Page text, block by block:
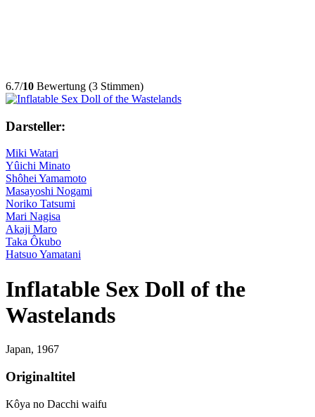
6.7/10 Bewertung (3 Stimmen)
Darsteller:
Miki Watari
Yûichi Minato
Shôhei Yamamoto
Masayoshi Nogami
Noriko Tatsumi
Mari Nagisa
Akaji Maro
Taka Ôkubo
Hatsuo Yamatani
Inflatable Sex Doll of the
Wastelands
Japan, 1967
Originaltitel
Kôya no Dacchi waifu